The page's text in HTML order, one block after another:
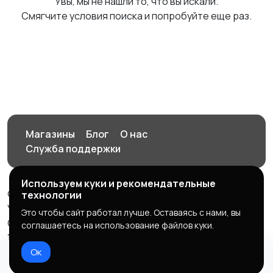
Смягчите условия поиска и попробуйте еще раз.
Магазины Блог
О нас
Служба поддержки
© 2026 Орен-АЙ - Авто | Недвижимость | Работа |
Услуги
Создал Карусов Е.С ООО "ЦПК" ИНН 5609203278 ОГРН
1235600008841
Правила сервиса
Используем куки и рекомендательные
технологии
Это чтобы сайт работал лучше. Оставаясь с нами, вы
соглашаетесь на использование файлов куки.
Ок